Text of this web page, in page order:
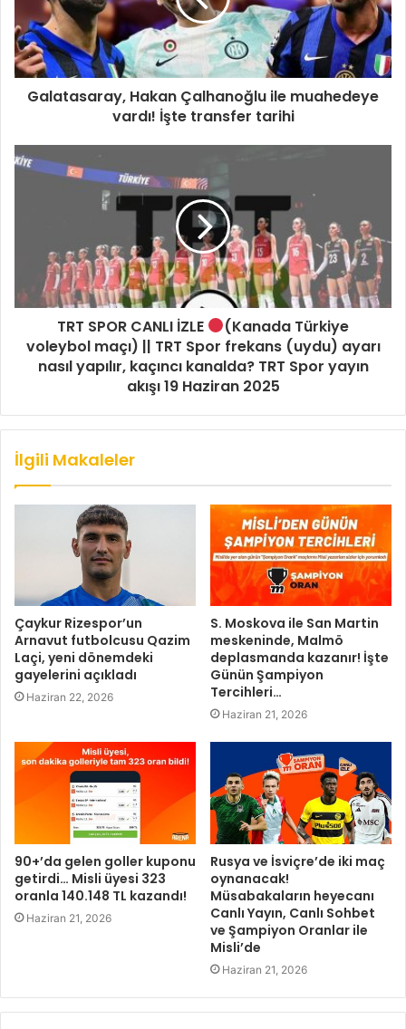
Galatasaray, Hakan Çalhanoğlu ile muahedeye
vardı! İşte transfer tarihi
TRT SPOR CANLI İZLE
(Kanada Türkiye
voleybol maçı) || TRT Spor frekans (uydu) ayarı
nasıl yapılır, kaçıncı kanalda? TRT Spor yayın
akışı 19 Haziran 2025
İlgili Makaleler
Çaykur Rizespor’un
Arnavut futbolcusu Qazim
Laçi, yeni dönemdeki
gayelerini açıkladı
Haziran 22, 2026
S. Moskova ile San Martin
meskeninde, Malmö
deplasmanda kazanır! İşte
Günün Şampiyon
Tercihleri…
Haziran 21, 2026
90+’da gelen goller kuponu
getirdi… Misli üyesi 323
oranla 140.148 TL kazandı!
Haziran 21, 2026
Rusya ve İsviçre’de iki maç
oynanacak!
Müsabakaların heyecanı
Canlı Yayın, Canlı Sohbet
ve Şampiyon Oranlar ile
Misli’de
Haziran 21, 2026